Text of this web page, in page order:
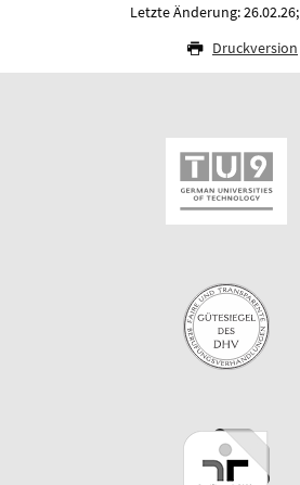
Letzte Änderung: 26.02.26;
Druckversion